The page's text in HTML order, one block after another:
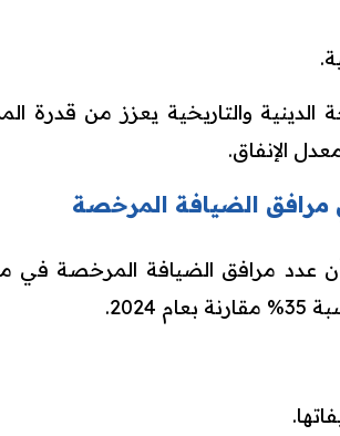
الدينية والتاريخية يعزز من
الإنفاق.
الضيافة المرخصة
عدد مرافق الضيافة المرخصة في